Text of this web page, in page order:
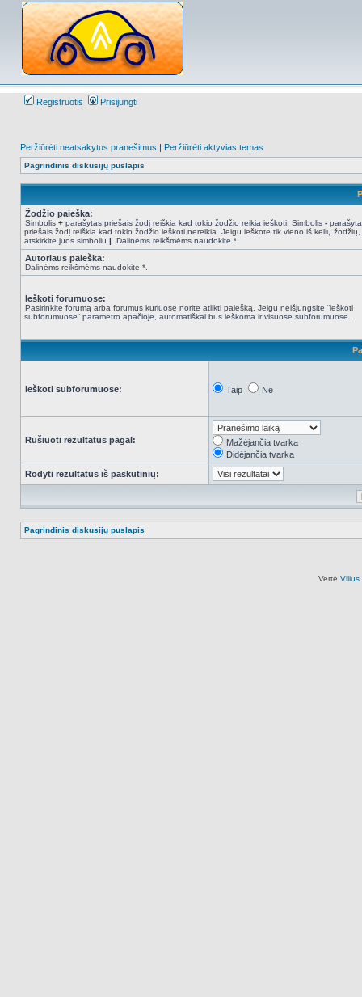
Registruotis Prisijungti
Peržiūrėti neatsakytus pranešimus | Peržiūrėti aktyvias temas
Pagrindinis diskusijų puslapis
Žodžio paieška:
Simbolis + parašytas priešais žodį reiškia kad tokio žodžio reikia ieškoti. Simbolis -
priešais žodį reiškia kad tokio žodžio ieškoti nereikia. Jeigu ieškote tik vieno iš kelių žodžių,
atskirkite juos simboliu | . Dalinėms reikšmėms naudokite *.
Autoriaus paieška:
Dalinėms reikšmėms naudokite *.
Ieškoti forumuose:
Pasirinkite forumą arba forumus kuriuose norite atlikti paiešką. Jeigu neišjungsite “ieškoti
subforumuose“ parametro apačioje, automatiškai bus ieškoma ir visuose subforumuose.
Ieškoti subforumuose: Taip Ne
Rūšiuoti rezultatus pagal:
Mažėjančia tvarka
Didėjančia tvarka
Rodyti rezultatus iš paskutinių:
Pagrindinis diskusijų puslapis
Vertė Vilius